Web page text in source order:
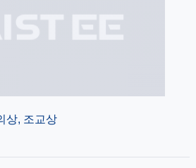
상, 조교상